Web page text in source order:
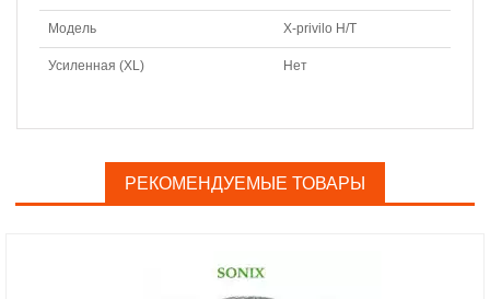
Модель X-privilo H/T
Усиленная (XL) Нет
РЕКОМЕНДУЕМЫЕ ТОВАРЫ